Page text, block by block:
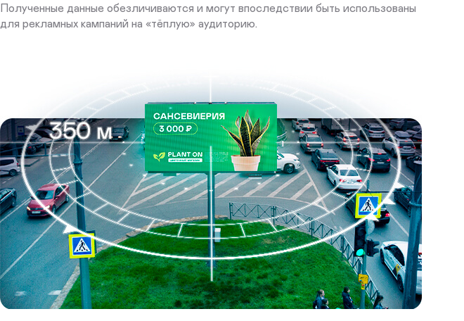
Полученные данные обезличиваются и могут впоследствии быть использованы
для рекламных кампаний на «тёплую» аудиторию.